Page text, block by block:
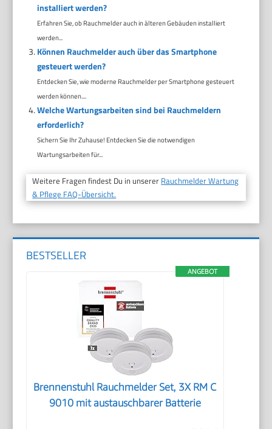
installiert werden?
Erfahren Sie, ob Rauchmelder auch in älteren Gebäuden installiert
werden...
Können Rauchmelder auch über das Smartphone
gesteuert werden?
Entdecken Sie, wie moderne Rauchmelder per Smartphone gesteuert
werden können....
Welche Wartungsarbeiten sind bei Rauchmeldern
erforderlich?
Sichern Sie Ihr Zuhause! Entdecken Sie die notwendigen
Wartungsarbeiten für...
Weitere Fragen findest Du in unserer Rauchmelder Wartung
& Pflege FAQ-Übersicht.
BESTSELLER
ANGEBOT
Brennenstuhl Rauchmelder Set, 3X RM C
9010 mit austauschbarer Batterie